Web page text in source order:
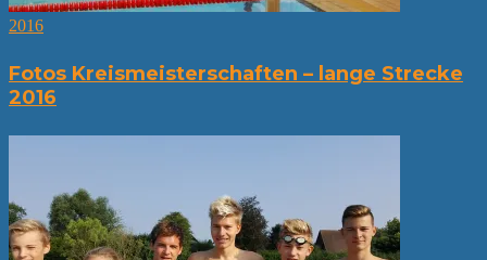
2016
Fotos Kreismeisterschaften – lange Strecke
2016